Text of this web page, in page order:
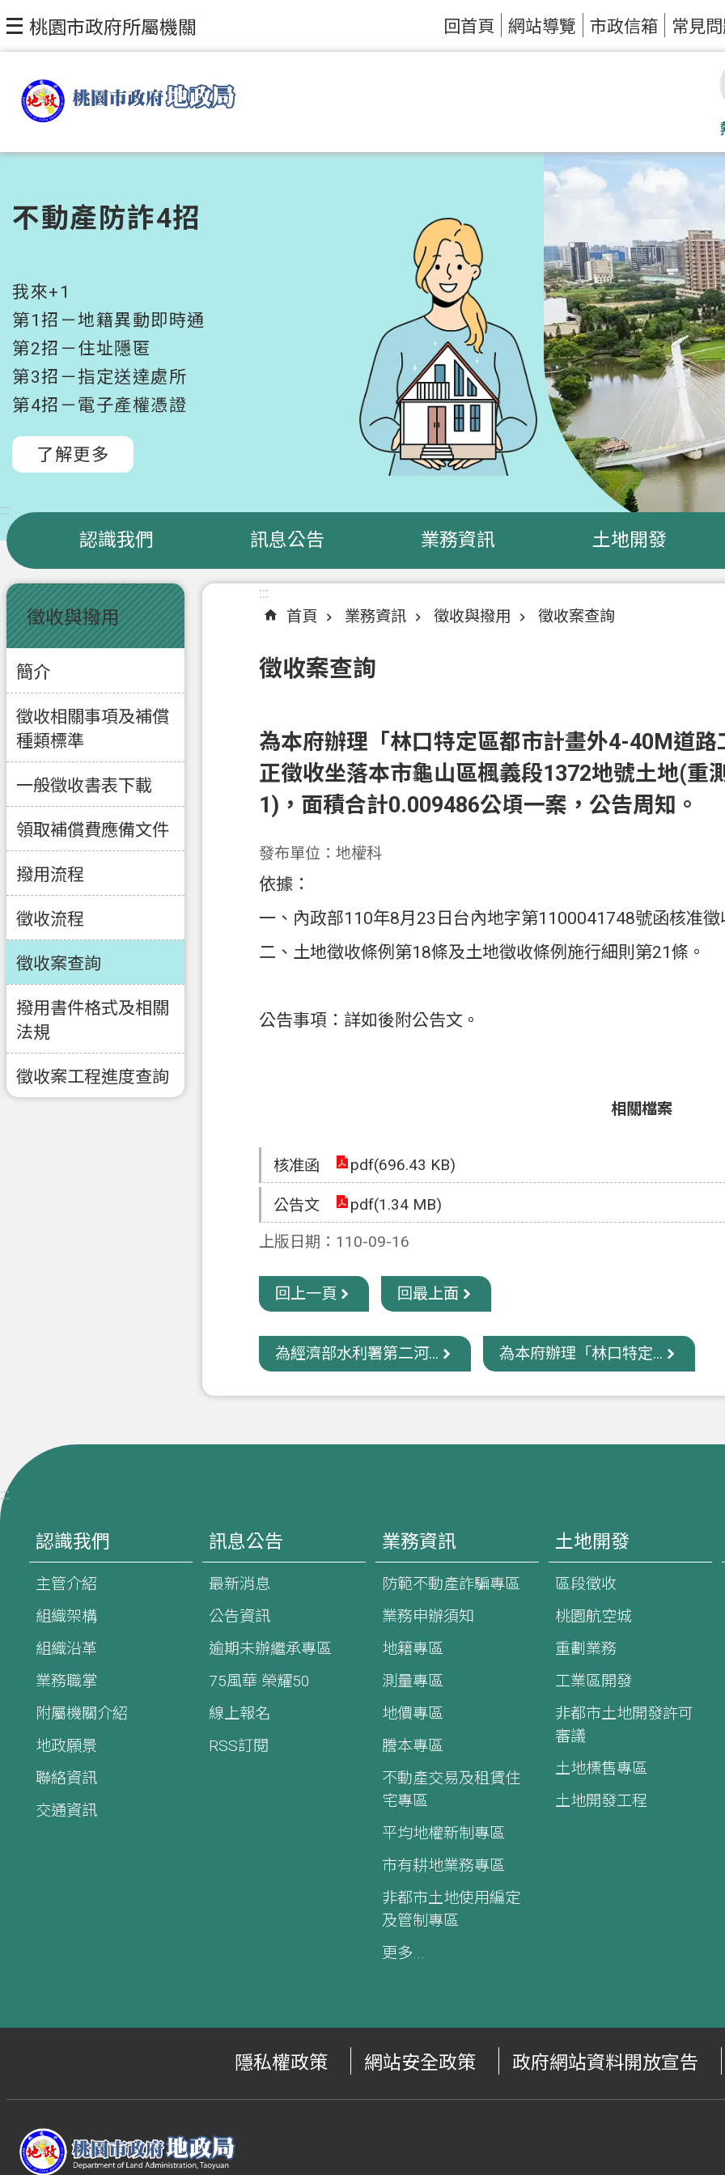
跳到主要內容區塊
桃園市政府所屬機關 回首頁 網站導覽 市政信箱 常見
不動產防詐4招
我來+1
第1招－地籍異動即時通
第2招－住址隱匿
第3招－指定送達處所
第4招－電子產權憑證
了解更多
:::
認識我們 訊息公告 業務資訊 土地開發
:::
徵收與撥用
簡介
徵收相關事項及補償
種類標準
一般徵收書表下載
領取補償費應備文件
撥用流程
徵收流程
徵收案查詢
撥用書件格式及相關
法規
徵收案工程進度查詢
:::
首頁
業務資訊 徵收與撥用 徵收案查詢
徵收案查詢
為本府辦理「林口特定區都市計畫外4-40M道
正徵收坐落本市龜山區楓義段1372地號土地(重
1)，面積合計0.009486公頃一案，公告周知。
發布單位：地權科
依據：
一、內政部110年8月23日台內地字第1100041748號函核准徵
二、土地徵收條例第18條及土地徵收條例施行細則第21條。
公告事項：詳如後附公告文。
相關檔案
核准函 pdf(696.43 KB)
公告文
pdf(1.34 MB)
上版日期：110-09-16
回上一頁 回最上面
為經濟部水利署第二河... 為本府辦理「林口特定...
:::
認識我們
主管介紹
組織架構
組織沿革
業務職掌
附屬機關介紹
地政願景
聯絡資訊
交通資訊
訊息公告
最新消息
公告資訊
逾期未辦繼承專區
75風華·榮耀50
線上報名
RSS訂閱
業務資訊
防範不動產詐騙專區
業務申辦須知
地籍專區
測量專區
地價專區
謄本專區
不動產交易及租賃住
宅專區
平均地權新制專區
市有耕地業務專區
非都市土地使用編定
及管制專區
更多...
土地開發
區段徵收
桃園航空城
重劃業務
工業區開發
非都市土地開發許可
審議
土地標售專區
土地開發工程
隱私權政策 網站安全政策 政府網站資料開放宣告